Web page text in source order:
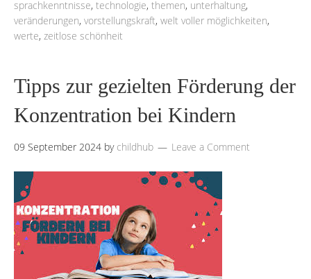
sprachkenntnisse, technologie, themen, unterhaltung,
veränderungen, vorstellungskraft, welt voller möglichkeiten,
werte, zeitlose schönheit
Tipps zur gezielten Förderung der
Konzentration bei Kindern
09 September 2024 by childhub Leave a Comment